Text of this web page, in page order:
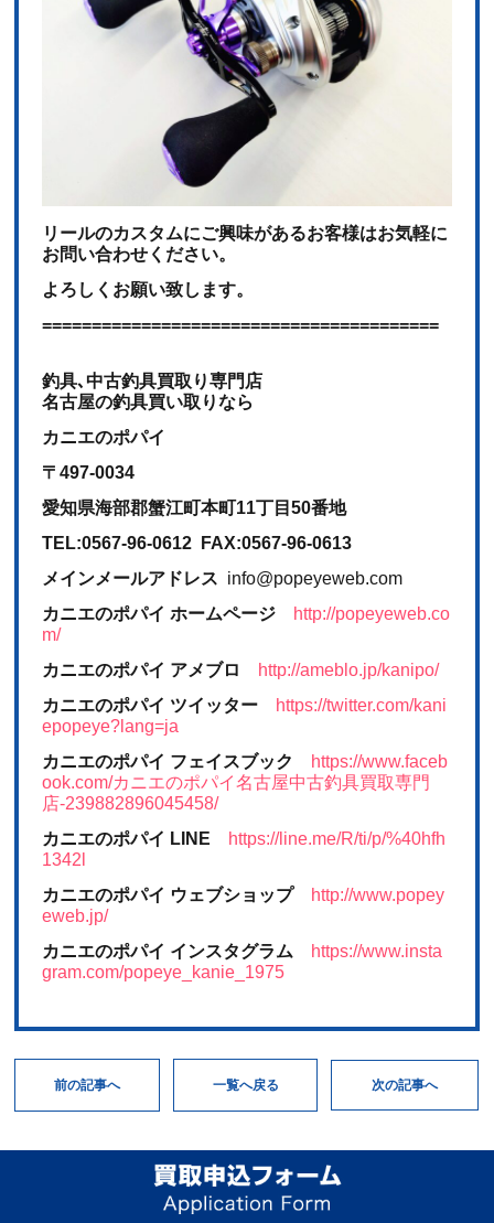
リールのカスタムにご興味があるお客様はお気軽に
お問い合わせください。
よろしくお願い致します。
========================================
釣具､中古釣具買取り専門店
名古屋の釣具買い取りなら
カニエのポパイ
〒497-0034
愛知県海部郡蟹江町本町11丁目50番地
TEL:0567-96-0612 FAX:0567-96-0613
メインメールアドレス info@popeyeweb.com
カニエのポパイ ホームページ
http://popeyeweb.co
m/
カニエのポパイ アメブロ
http://ameblo.jp/kanipo/
カニエのポパイ ツイッター
https://twitter.com/kani
epopeye?lang=ja
カニエのポパイ フェイスブック
https://www.faceb
ook.com/カニエのポパイ名古屋中古釣具買取専門
店-239882896045458/
カニエのポパイ LINE
https://line.me/R/ti/p/%40hfh
1342l
カニエのポパイ ウェブショップ
http://www.popey
eweb.jp/
カニエのポパイ インスタグラム
https://www.insta
gram.com/popeye_kanie_1975
前の記事へ 一覧へ戻る 次の記事へ